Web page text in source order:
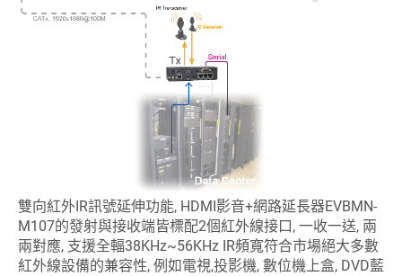
雙向紅外IR訊號延伸功能, HDMI影音+網路延長器EVBMN-
M107的發射與接收端皆標配2個紅外線接口, 一收一送, 兩
兩對應, 支援全輻38KHz~56KHz IR頻寬符合市場絕大多數
紅外線設備的兼容性, 例如電視,投影機, 數位機上盒, DVD藍